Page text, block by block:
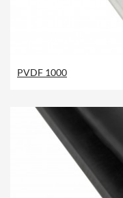
PVDF 1000